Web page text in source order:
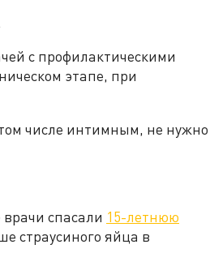
с профилактическими
этапе, при
том числе интимным, не нужно
спасали 15-летнюю
страусиного яйца в